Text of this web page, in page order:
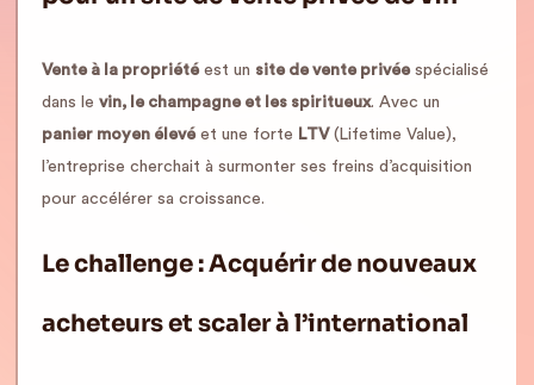
Vente à la propriétéest un site de vente privéespécialisé
dans le vin, le champagne et les spiritueux. Avec un
panier moyen élevéet une forte LTV(Lifetime Value),
l’entreprise cherchait à surmonter ses freins d’acquisition
pour accélérer sa croissance.
Le challenge : Acquérir de nouveaux
acheteurs et scaler à l’international